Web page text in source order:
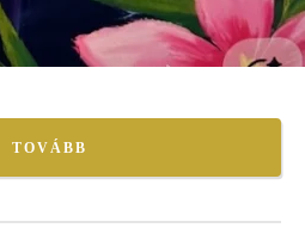
TOVÁBB